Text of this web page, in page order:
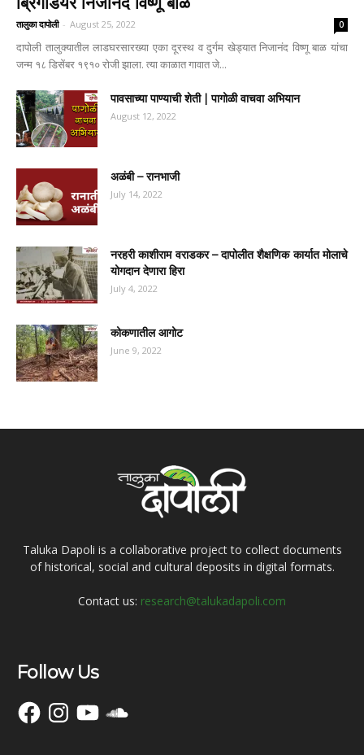
तालुका दापोली - August 25, 2022 0
दापोली तालुक्यातील लाडघरसारख्या एका दूरस्थ व दुर्गम खेड्यात निजानंद विष्णू बाळ यांचा
जन्म १८ डिसेंबर १९१० रोजी झाला. त्या काळात गावात जे...
पावसाच्या पाण्याची शेती | पागोळी वाचवा अभियान
August 12, 2022
अळंबी – रानभाजी
July 14, 2022
नरहरी काशीराम वराडकर – दापोलीत शैक्षणिक कार्यात मोलाचे
योगदान देणारा हिरा
July 4, 2022
कोकणातील आगोट
June 9, 2022
Taluka Dapoli is a collaborative project to collect documents
of historical, social and cultural deposits in digital formats.
Contact us: research@talukadapoli.com
Follow Us
FacebookInstagramYouTubeSoundCloud